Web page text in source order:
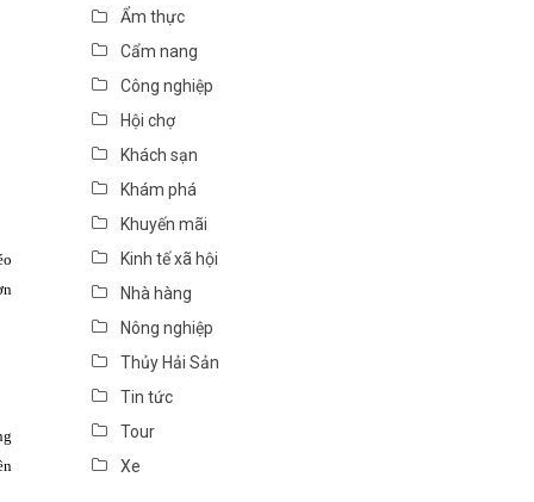
Ẩm thực
Cẩm nang
Công nghiệp
Hội chợ
Khách sạn
Khám phá
Khuyến mãi
Kinh tế xã hội
Nhà hàng
Nông nghiệp
Thủy Hải Sản
Tin tức
Tour
Xe